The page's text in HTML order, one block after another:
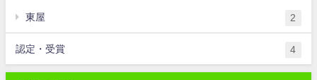
東屋 2
認定・受賞 4